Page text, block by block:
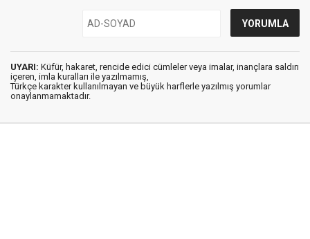
UYARI: Küfür, hakaret, rencide edici cümleler veya imalar, inançlara saldırı
içeren, imla kuralları ile yazılmamış,
Türkçe karakter kullanılmayan ve büyük harflerle yazılmış yorumlar
onaylanmamaktadır.